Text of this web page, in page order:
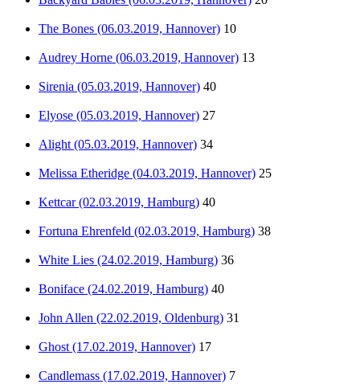
The Bones (06.03.2019, Hannover) 10
Audrey Horne (06.03.2019, Hannover) 13
Sirenia (05.03.2019, Hannover) 40
Elyose (05.03.2019, Hannover) 27
Alight (05.03.2019, Hannover) 34
Melissa Etheridge (04.03.2019, Hannover) 25
Kettcar (02.03.2019, Hamburg) 40
Fortuna Ehrenfeld (02.03.2019, Hamburg) 38
White Lies (24.02.2019, Hamburg) 36
Boniface (24.02.2019, Hamburg) 40
John Allen (22.02.2019, Oldenburg) 31
Ghost (17.02.2019, Hannover) 17
Candlemass (17.02.2019, Hannover) 7